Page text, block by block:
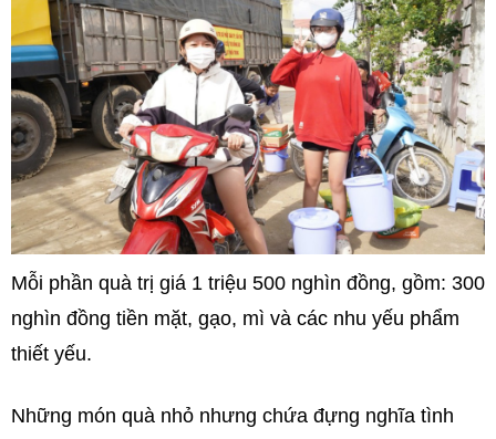
Mỗi phần quà trị giá 1 triệu 500 nghìn đồng, gồm: 300
nghìn đồng tiền mặt, gạo, mì và các nhu yếu phẩm
thiết yếu.
Những món quà nhỏ nhưng chứa đựng nghĩa tình